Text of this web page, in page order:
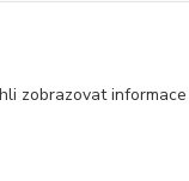
zobrazovat informace